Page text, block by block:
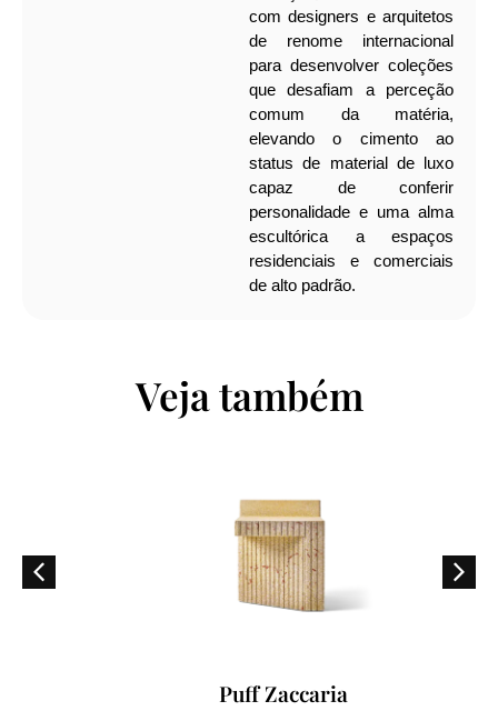
com designers e arquitetos
de renome internacional
para desenvolver coleções
que desafiam a perceção
comum da matéria,
elevando o cimento ao
status de material de luxo
capaz de conferir
personalidade e uma alma
escultórica a espaços
residenciais e comerciais
de alto padrão.
Veja também
Puff Zaccaria